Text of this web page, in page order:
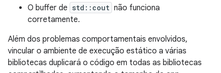
O buffer de std::cout não funciona
corretamente.
Além dos problemas comportamentais envolvidos,
vincular o ambiente de execução estático a várias
bibliotecas duplicará o código em todas as bibliotecas